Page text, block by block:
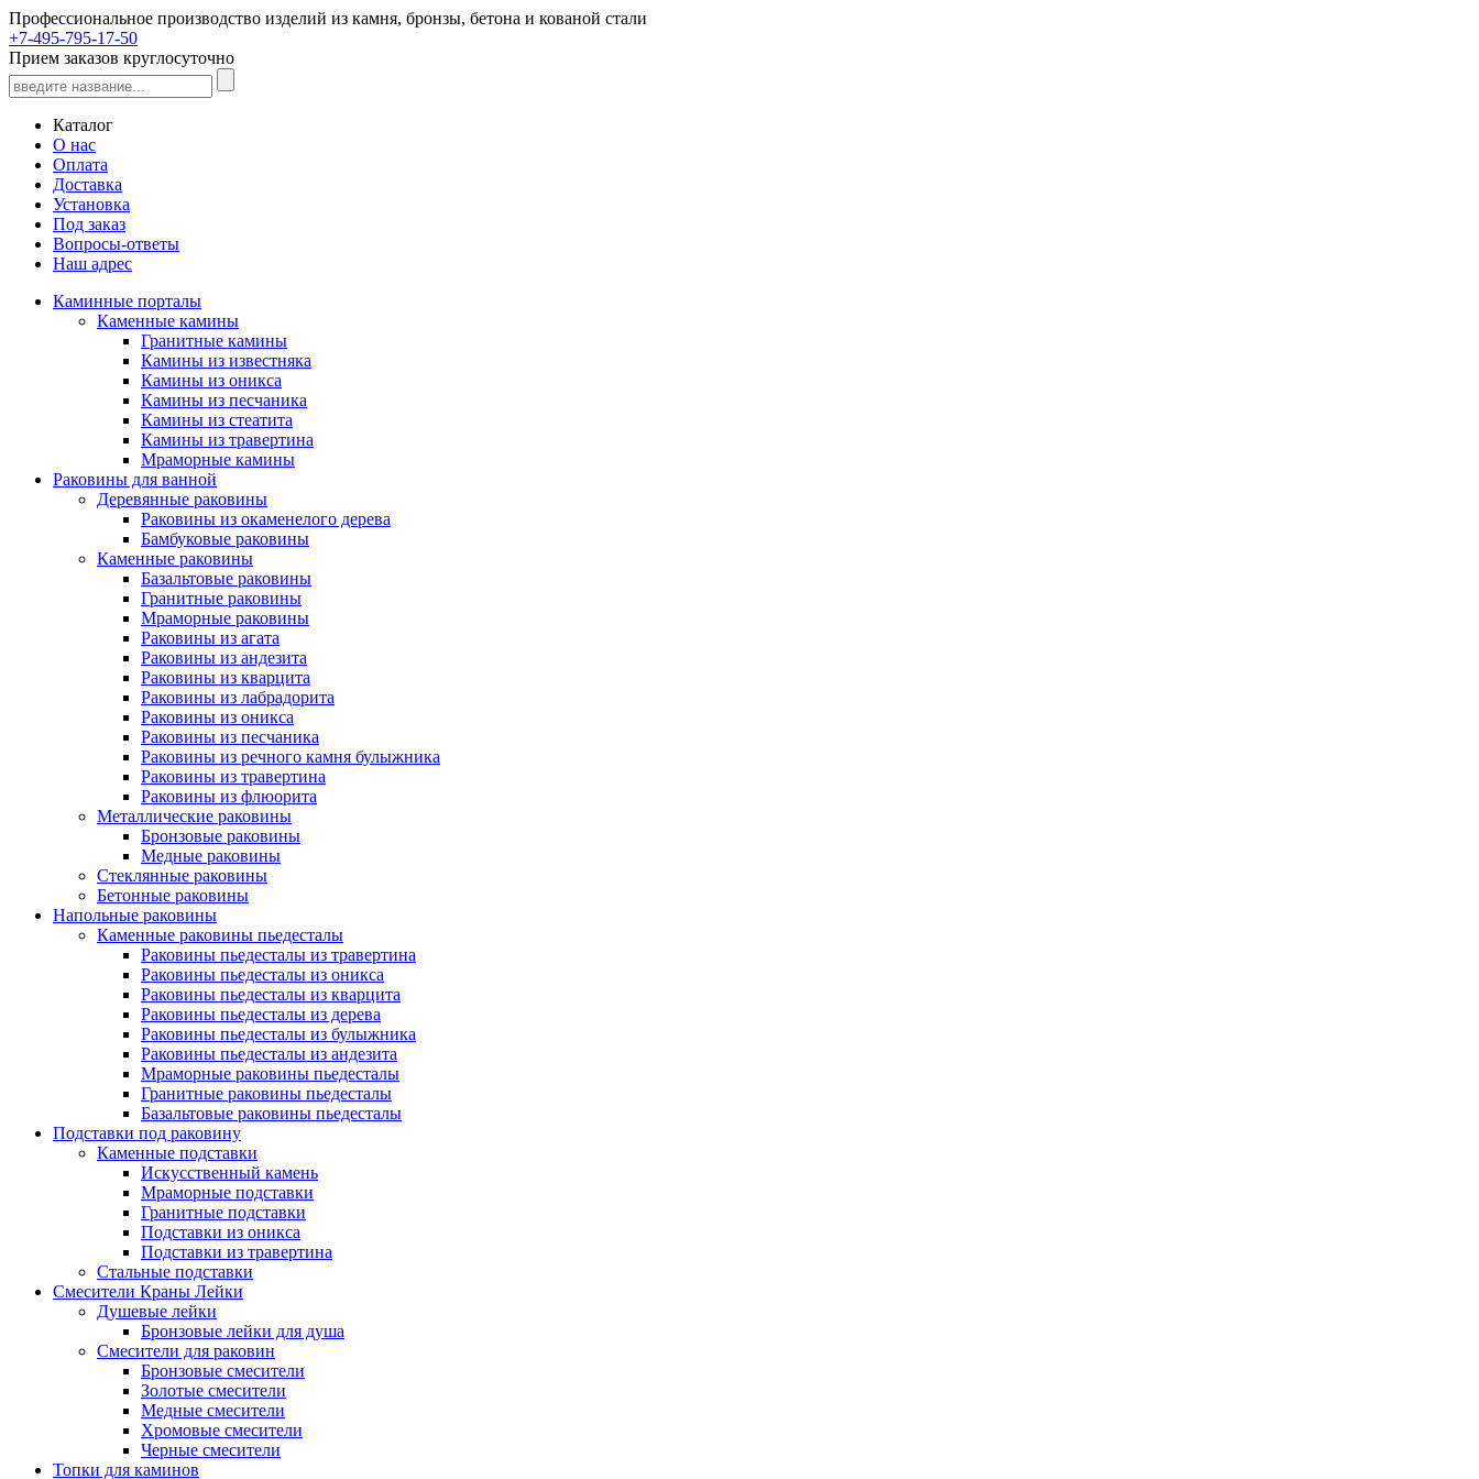
Профессиональное производство изделий из камня, бронзы, бетона и кованой стали
+7-495-795-17-50
Прием заказов круглосуточно
Каталог
О нас
Оплата
Доставка
Установка
Под заказ
Вопросы-ответы
Наш адрес
Каминные порталы
Каменные камины
Гранитные камины
Камины из известняка
Камины из оникса
Камины из песчаника
Камины из стеатита
Камины из травертина
Мраморные камины
Раковины для ванной
Деревянные раковины
Раковины из окаменелого дерева
Бамбуковые раковины
Каменные раковины
Базальтовые раковины
Гранитные раковины
Мраморные раковины
Раковины из агата
Раковины из андезита
Раковины из кварцита
Раковины из лабрадорита
Раковины из оникса
Раковины из песчаника
Раковины из речного камня булыжника
Раковины из травертина
Раковины из флюорита
Металлические раковины
Бронзовые раковины
Медные раковины
Стеклянные раковины
Бетонные раковины
Напольные раковины
Каменные раковины пьедесталы
Раковины пьедесталы из травертина
Раковины пьедесталы из оникса
Раковины пьедесталы из кварцита
Раковины пьедесталы из дерева
Раковины пьедесталы из булыжника
Раковины пьедесталы из андезита
Мраморные раковины пьедесталы
Гранитные раковины пьедесталы
Базальтовые раковины пьедесталы
Подставки под раковину
Каменные подставки
Искусственный камень
Мраморные подставки
Гранитные подставки
Подставки из оникса
Подставки из травертина
Стальные подставки
Смесители Краны Лейки
Душевые лейки
Бронзовые лейки для душа
Смесители для раковин
Бронзовые смесители
Золотые смесители
Медные смесители
Хромовые смесители
Черные смесители
Топки для каминов